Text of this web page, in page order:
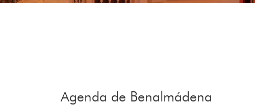
Agenda de Benalmádena